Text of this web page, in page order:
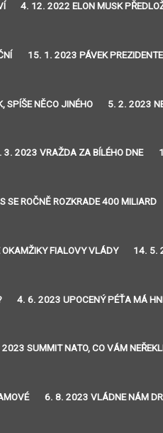
4. 12. 2022 ELON MUSK
15. 1. 2023 PÁVEK
SPÍŠE NĚCO JINÉHO 5. 2. 2023
3. 2023 VRAŽDA ZA BÍLÉHO DNE
SE ROČNĚ ROZKRADE 400 MILIARD
FIALOVY VLÁDY 14. 5.
4. 6. 2023 UPOCENÝ PÉŤA MÁ
SUMMIT NATO, CO VÁM
6. 8. 2023 VLÁDNE NÁM